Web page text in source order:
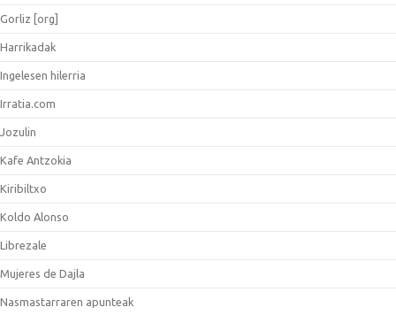
Gorliz [org]
Harrikadak
Ingelesen hilerria
Irratia.com
Jozulin
Kafe Antzokia
Kiribiltxo
Koldo Alonso
Librezale
Mujeres de Dajla
Nasmastarraren apunteak